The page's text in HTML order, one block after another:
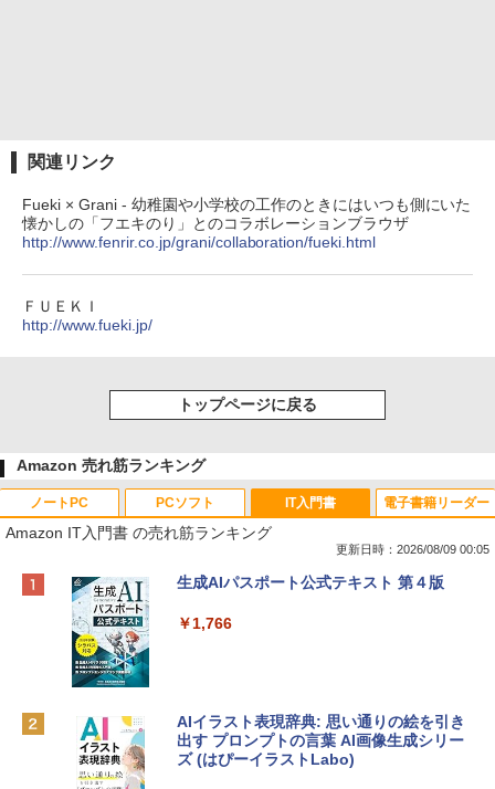
関連リンク
Fueki × Grani - 幼稚園や小学校の工作のときにはいつも側にいた
懐かしの「フエキのり」とのコラボレーションブラウザ
http://www.fenrir.co.jp/grani/collaboration/fueki.html
ＦＵＥＫＩ
http://www.fueki.jp/
トップページに戻る
Amazon 売れ筋ランキング
ノートPC
Apple 2026 MacBook Neo A18 Proチッ
e Intelligenceのために設計、Liquid Ret
￥137,800
PCソフト
Robloxギフトカード - 800 Robux 【限
インゲームコード】 ロブロックス | オン
Robloxギフトカード - 1000 Robux 【限
定バーチャルアイテムを含む】 【オンラ
IT入門書
Amazon IT入門書 の売れ筋ランキング
更新日時：2026/08/09 00:05
生成AIパスポート公式テキスト 第４版
￥1,766
AIイラスト表現辞典: 思い通りの絵を引き
出す プロンプトの言葉 AI画像生成シリー
ズ (はぴーイラストLabo)
電子書籍リーダー